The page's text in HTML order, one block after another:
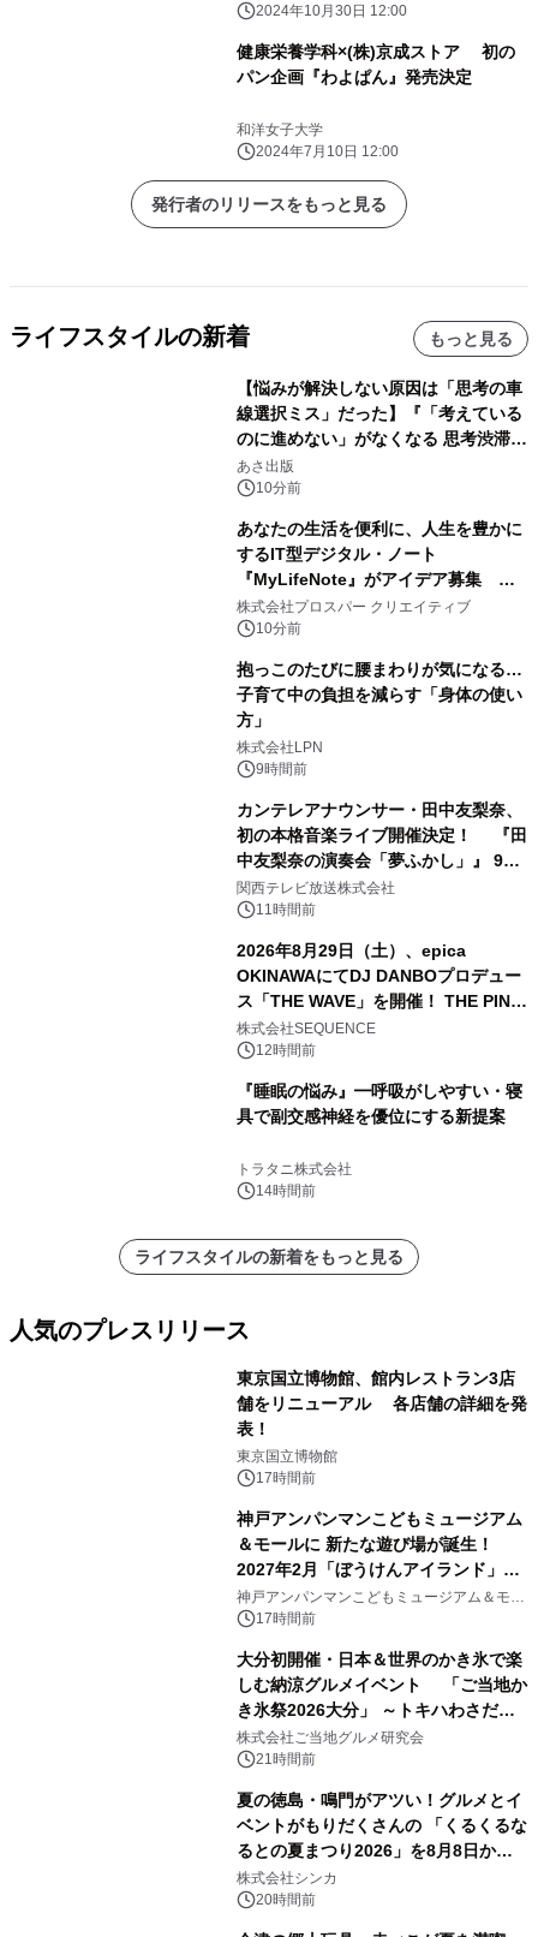
2024年10月30日 12:00
健康栄養学科×(株)京成ストア 初の
パン企画『わよぱん』発売決定
和洋女子大学
2024年7月10日 12:00
発行者のリリースをもっと見る
ライフスタイルの新着 もっと見る
【悩みが解決しない原因は「思考の車
線選択ミス」だった】『「考えている
のに進めない」がなくなる 思考渋滞か
ら抜け出す方法』2026年8月25日
（火）発売
あさ出版
10分前
あなたの生活を便利に、人生を豊かに
するIT型デジタル・ノート
『MyLifeNote』がアイデア募集 優
秀賞100名に1年間無償試用
株式会社プロスパー クリエイティブ
10分前
抱っこのたびに腰まわりが気になる…
子育て中の負担を減らす「身体の使い
方」
株式会社LPN
9時間前
カンテレアナウンサー・田中友梨奈、
初の本格音楽ライブ開催決定！ 『田
中友梨奈の演奏会「夢ふかし」』 9月
13日(日)に梅田Lateralにて開催
関西テレビ放送株式会社
11時間前
2026年8月29日（土）、epica
OKINAWAにてDJ DANBOプロデュー
ス「THE WAVE」を開催！ THE PINK
TOKYO所属のPINK DANCERS4名が
出演決定
株式会社SEQUENCE
12時間前
『睡眠の悩み』━呼吸がしやすい・寝
具で副交感神経を優位にする新提案
トラタニ株式会社
14時間前
ライフスタイルの新着をもっと見る
人気のプレスリリース
東京国立博物館、館内レストラン3店
舗をリニューアル 各店舗の詳細を発
表！
東京国立博物館
17時間前
神戸アンパンマンこどもミュージアム
＆モールに 新たな遊び場が誕生！
2027年2月「ぼうけんアイランド」が
オープン
神戸アンパンマンこどもミュージアム＆モー
ル 17時間前
大分初開催・日本＆世界のかき氷で楽
しむ納涼グルメイベント 「ご当地か
き氷祭2026大分」 ～トキハわさだタ
ウンで8月21日～31日まで11日間限定
開催～
株式会社ご当地グルメ研究会
21時間前
夏の徳島・鳴門がアツい！グルメとイ
ベントがもりだくさんの 「くるくるな
るとの夏まつり2026」を8月8日から9
日間開催 ～夏限定メニューや大抽選
会、大学芋スティックの振る舞いも～
株式会社シンカ
20時間前